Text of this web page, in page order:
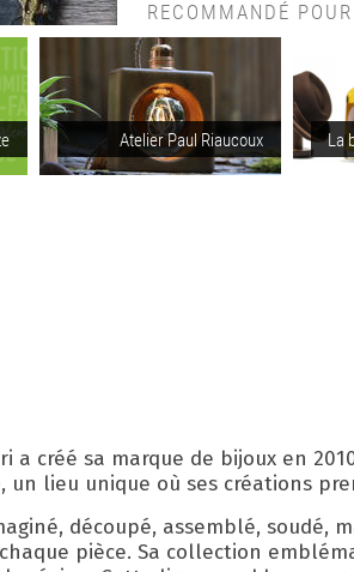
RECOMMANDÉ
Atelier Paul Riaucoux La
a créé sa marque de bijoux en
un lieu unique où ses créations
découpé, assemblé, soudé,
pièce. Sa collection